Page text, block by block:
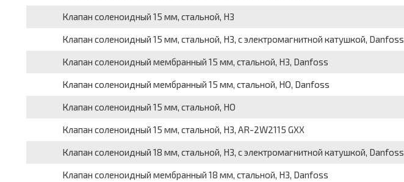
Клапан соленоидный 15 мм, стальной, НЗ
Клапан соленоидный 15 мм, стальной, НЗ, с электромагнитной катушкой, Danfoss
Клапан соленоидный мембранный 15 мм, стальной, НЗ, Danfoss
Клапан соленоидный мембранный 15 мм, стальной, НО, Danfoss
Клапан соленоидный 15 мм, стальной, НО
Клапан соленоидный 15 мм, стальной, НЗ, AR-2W2115 GXX
Клапан соленоидный 18 мм, стальной, НЗ, с электромагнитной катушкой, Danfoss
Клапан соленоидный мембранный 18 мм, стальной, НЗ, Danfoss